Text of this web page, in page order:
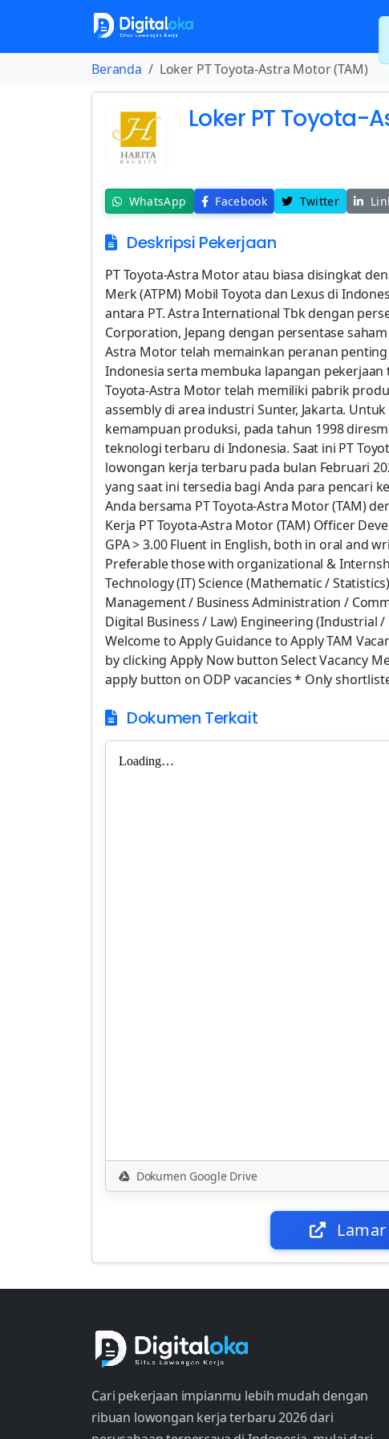
Beranda Loker PT Toyota-Astra Motor (TAM)
Loker PT Toyota-
WhatsApp Facebook Twitter
Deskripsi Pekerjaan
PT Toyota-Astra Motor atau biasa disingkat
Merk (ATPM) Mobil Toyota dan Lexus di
antara PT. Astra International Tbk dengan
Corporation, Jepang dengan persentase
Astra Motor telah memainkan peranan
Indonesia serta membuka lapangan
Toyota-Astra Motor telah memiliki pabrik
assembly di area industri Sunter, Jakarta.
kemampuan produksi, pada tahun 1998
teknologi terbaru di Indonesia. Saat ini PT
lowongan kerja terbaru pada bulan Februari
yang saat ini tersedia bagi Anda para pencari
Anda bersama PT Toyota-Astra Motor (TAM)
Kerja PT Toyota-Astra Motor (TAM) Officer
GPA > 3.00 Fluent in English, both in oral and
Preferable those with organizational &
Technology (IT) Science (Mathematic /
Management / Business Administration /
Digital Business / Law) Engineering (Industrial
Welcome to Apply Guidance to Apply TAM
by clicking Apply Now button Select Vacancy
apply button on ODP vacancies * Only
Dokumen Terkait
Dokumen Google Drive
Cari pekerjaan impianmu lebih mudah dengan
ribuan lowongan kerja terbaru 2026 dari